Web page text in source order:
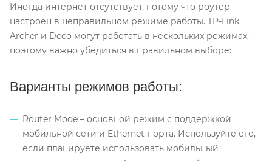
Иногда интернет отсутствует, потому что роутер
настроен в неправильном режиме работы. TP-Link
Archer и Deco могут работать в нескольких режимах,
поэтому важно убедиться в правильном выборе:
Варианты режимов работы:
Router Mode – основной режим с поддержкой
мобильной сети и Ethernet-порта. Используйте его,
если планируете использовать мобильный